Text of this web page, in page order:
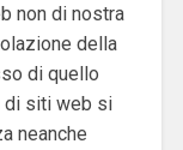
non di nostra
della
di quello
di siti web si
neanche